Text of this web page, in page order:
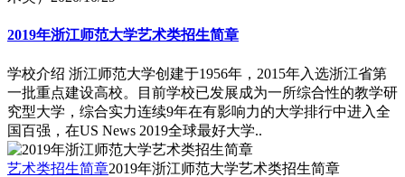
2019年浙江师范大学艺术类招生简章
学校介绍 浙江师范大学创建于1956年，2015年入选浙江省第
一批重点建设高校。目前学校已发展成为一所综合性的教学研
究型大学，综合实力连续9年在有影响力的大学排行中进入全
国百强，在US News 2019全球最好大学..
艺术类招生简章2019年浙江师范大学艺术类招生简章